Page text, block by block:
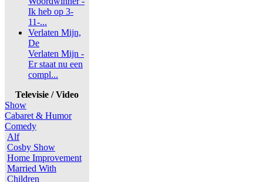
Ik heb op 3-
11-...
Verlaten Mijn,
De
Verlaten Mijn -
Er staat nu een
compl...
Televisie / Video
Show
Cabaret & Humor
Comedy
Alf
Cosby Show
Home Improvement
Married With
Children